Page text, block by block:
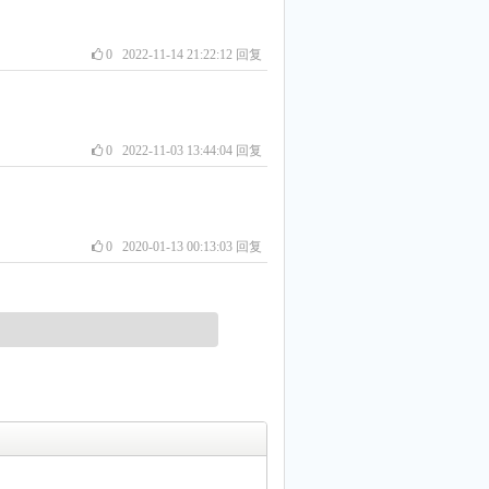
02022-11-14 21:22:12 回复
02022-11-03 13:44:04 回复
02020-01-13 00:13:03 回复